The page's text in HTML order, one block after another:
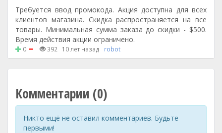
Требуется ввод промокода. Акция доступна для всех
клиентов магазина. Скидка распространяется на все
товары. Минимальная сумма заказа до скидки - $500.
Время действия акции ограничено.
0 392 10 лет назад robot
Комментарии (0)
Никто ещё не оставил комментариев. Будьте
первыми!